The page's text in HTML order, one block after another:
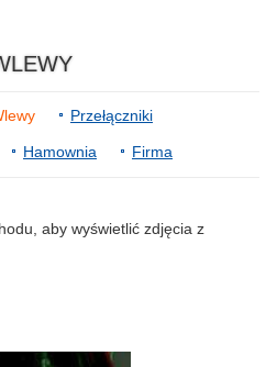
Przełączniki
Hamownia Firma
aby wyświetlić zdjęcia z